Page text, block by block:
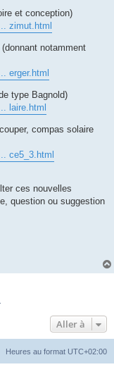
et conception)
zimut.html
notamment
erger.html
type Bagnold)
laire.html
compas solaire
ce5_3.html
ces nouvelles
question ou suggestion
Aller à
Heures au format UTC+02:00